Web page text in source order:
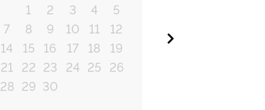
1 2 3 4
5
7 8 9 10 11
12
14 15 16 17 18
19
21 22 23 24 25 26
28 29 30